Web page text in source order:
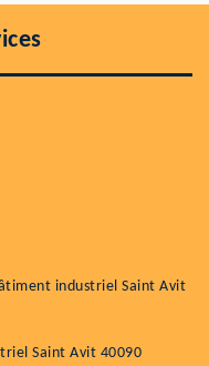
industriel Saint Avit
Saint Avit 40090
préserver sa
et facade